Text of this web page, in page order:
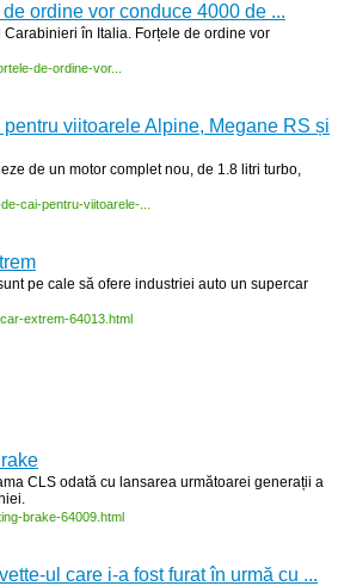
ordine vor conduce 4000 de ...
în Italia. Forțele de ordine vor
de-ordine-vor...
viitoarele Alpine, Megane RS și
de un motor complet nou, de 1.8 litri turbo,
de-cai-pentru-viitoarele-
pe cale să ofere industriei auto un supercar
extrem-64013.html
CLS odată cu lansarea următoarei generații a
brake-64009.html
ul care i-a fost furat în urmă cu ...